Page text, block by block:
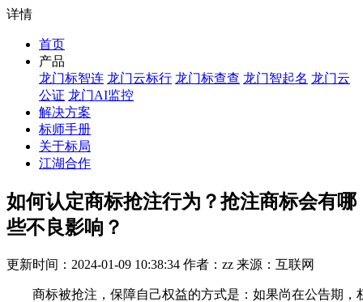
详情
首页
产品
龙门标智连 龙门云标行 龙门标查查 龙门智起名 龙门云
公证 龙门AI监控
解决方案
标师手册
关于标局
江湖合作
如何认定商标抢注行为？抢注商标会有哪
些不良影响？
更新时间：2024-01-09 10:38:34 作者：zz 来源：互联网
商标被抢注，保障自己权益的方式是：如果尚在公告期，